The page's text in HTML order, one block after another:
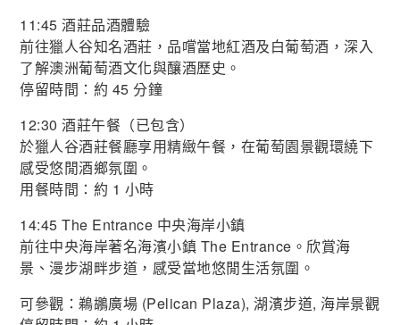
11:45 酒莊品酒體驗
前往獵人谷知名酒莊，品嚐當地紅酒及白葡萄酒，深入
了解澳洲葡萄酒文化與釀酒歷史。
停留時間：約 45 分鐘
12:30 酒莊午餐（已包含）
於獵人谷酒莊餐廳享用精緻午餐，在葡萄園景觀環繞下
感受悠閒酒鄉氛圍。
用餐時間：約 1 小時
14:45 The Entrance 中央海岸小鎮
前往中央海岸著名海濱小鎮 The Entrance。欣賞海
景、漫步湖畔步道，感受當地悠閒生活氛圍。
可參觀：鵜鶘廣場 (Pelican Plaza), 湖濱步道, 海岸景觀